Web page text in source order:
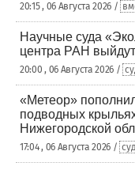
20:15 , 06 Августа 2026 /
Научные суда
центра РАН
20:00 , 06 Августа 2026 /
«Метеор»
подводных
Нижегородской
17:04 , 06 Августа 2026 /